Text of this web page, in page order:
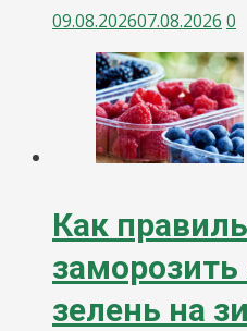
09.08.202607.08.2026 0
Как
зелень на